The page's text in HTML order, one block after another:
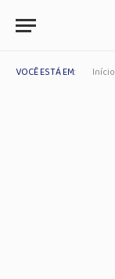
VOCÊ ESTÁ EM: Início